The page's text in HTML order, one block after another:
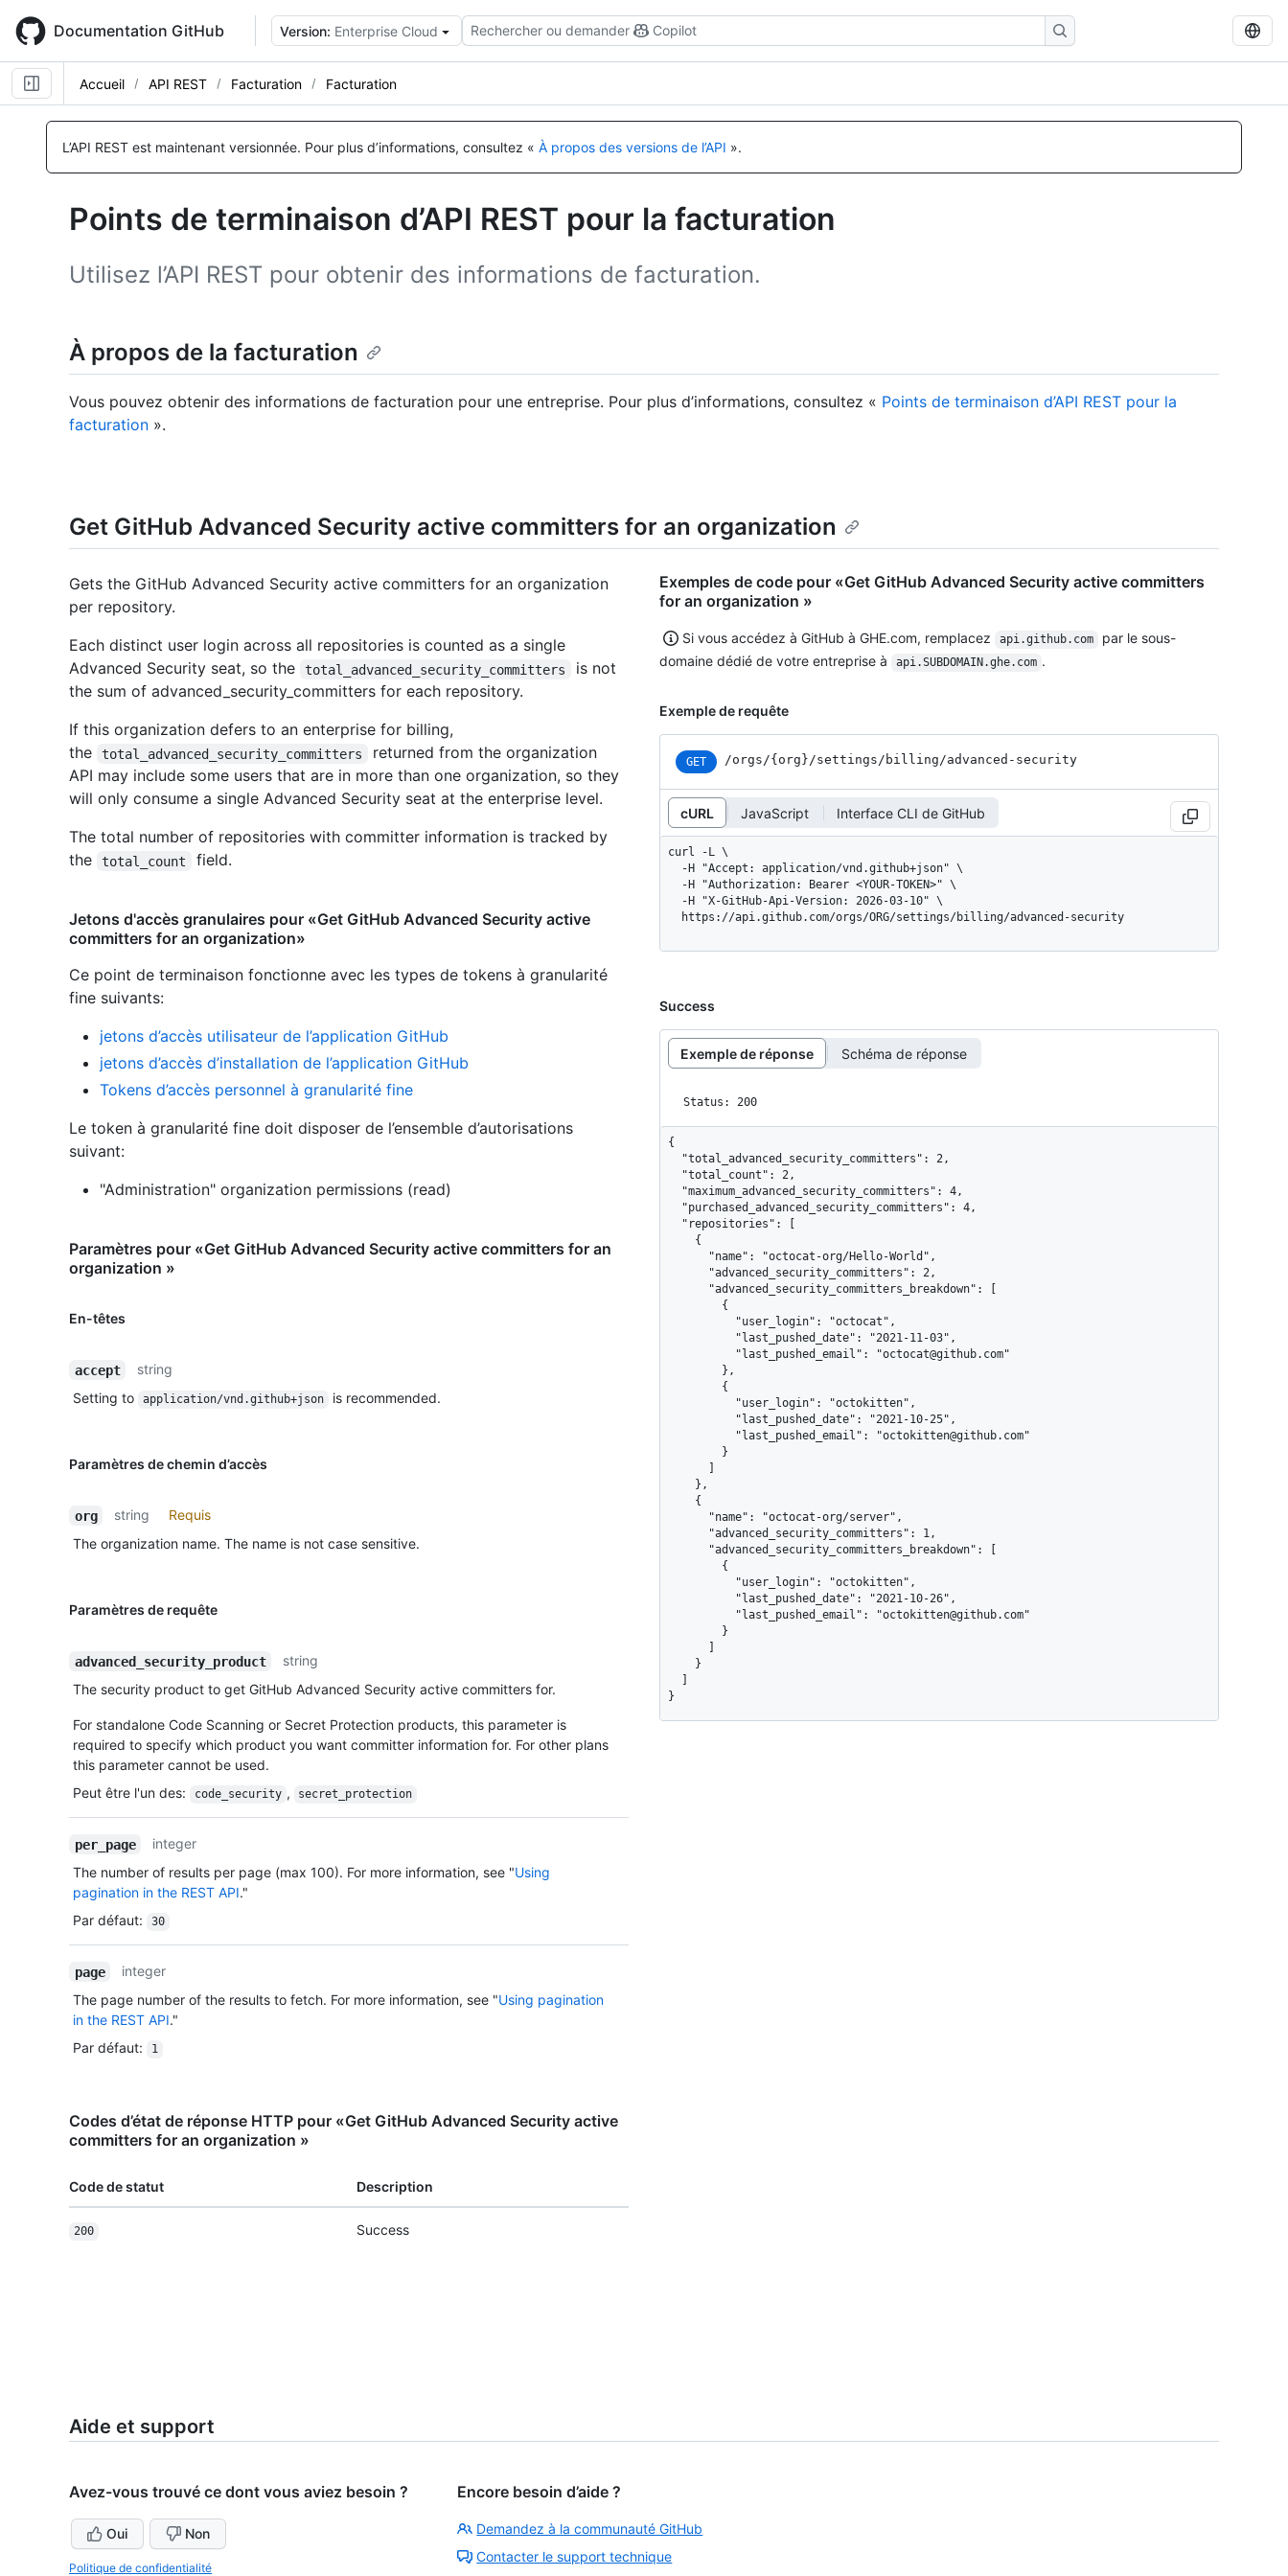
main
content
Documentation GitHub Version: Enterprise Cloud Rechercher ou demander Copilot
Accueil API REST Facturation Facturation
L’API REST est maintenant versionnée. Pour plus d’informations, consultez « À propos des versions de l’API ».
Points de terminaison d’API REST pour la facturation
Utilisez l’API REST pour obtenir des informations de facturation.
À propos de la facturation
Vous pouvez obtenir des informations de facturation pour une entreprise. Pour plus d’informations, consultez « Points de terminaison d’API REST pour la
facturation ».
Get GitHub Advanced Security active committers for an organization
Gets the GitHub Advanced Security active committers for an organization
per repository.
Each distinct user login across all repositories is counted as a single
Advanced Security seat, so the
total_advanced_security_committers
is not
the sum of advanced_security_committers for each repository.
If this organization defers to an enterprise for billing,
the
total_advanced_security_committers
returned from the organization
API may include some users that are in more than one organization, so they
will only consume a single Advanced Security seat at the enterprise level.
The total number of repositories with committer information is tracked by
the
total_count field.
Jetons d'accès granulaires pour «Get GitHub Advanced Security active
committers for an organization»
Ce point de terminaison fonctionne avec les types de tokens à granularité
fine suivants:
jetons d’accès utilisateur de l’application GitHub
jetons d’accès d’installation de l’application GitHub
Tokens d’accès personnel à granularité fine
Le token à granularité fine doit disposer de l’ensemble d’autorisations
suivant:
"Administration" organization permissions (read)
Paramètres pour «Get GitHub Advanced Security active committers for an
organization »
En-têtes
Nom, Type,
Description
accept
string
Setting to
application/vnd.github+json is recommended.
Paramètres de chemin d’accès
Nom, Type,
Description
org string
Requis
The organization name. The name is not case sensitive.
Paramètres de requête
Nom, Type,
Description
advanced_security_product
string
The security product to get GitHub Advanced Security active committers for.
For standalone Code Scanning or Secret Protection products, this parameter is
required to specify which product you want committer information for. For other plans
this parameter cannot be used.
Peut être l'un des: code_security , secret_protection
per_page
integer
The number of results per page (max 100). For more information, see "Using
pagination in the REST API."
Par défaut: 30
page
integer
The page number of the results to fetch. For more information, see "Using pagination
in the REST API."
Par défaut: 1
Codes d’état de réponse HTTP pour «Get GitHub Advanced Security active
committers for an organization »
Code de statut Description
200 Success
Exemples de code pour «Get GitHub Advanced Security active committers
for an organization »
Si vous accédez à GitHub à GHE.com, remplacez api.github.com
par le sous-
domaine dédié de votre entreprise à
api.SUBDOMAIN.ghe.com .
Exemple de requête
GET /orgs/{org}/settings/billing/advanced-security
cURL JavaScript Interface CLI de GitHub
curl -L \
  https://api.github.com/orgs/ORG/settings/billing/advanced-security
Success
Exemple de réponse Schéma de réponse
Status: 200
{
}
Aide et support
Avez-vous trouvé ce dont vous aviez besoin ?
Oui Non
Politique de confidentialité
Encore besoin d’aide ?
Demandez à la communauté GitHub
Contacter le support technique